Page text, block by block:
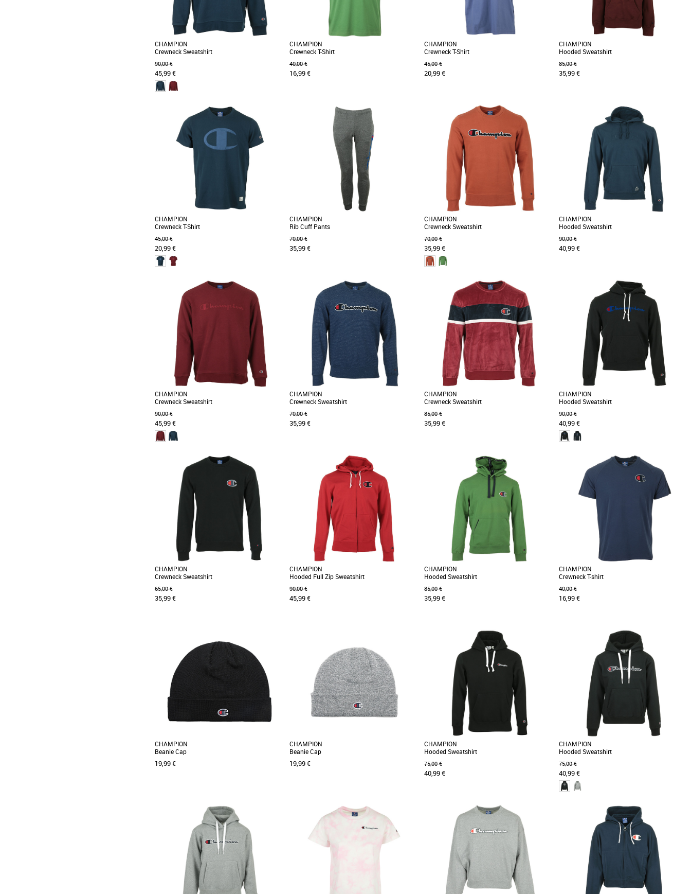
CHAMPION
Crewneck Sweatshirt
90,00 €
45,99 €
CHAMPION
Crewneck T-Shirt
40,00 €
16,99 €
Avec son logo Champion en coton bouclé sur
la poitrine, ce T-shirt rehaussera vos ensembles
CHAMPION
Crewneck T-Shirt
45,00 €
20,99 €
Avec ses manches colorées et son logo sur le
buste, ce tee-shirt CHAMPION est parfait pour
accompagner [...]
CHAMPION
Hooded Sweatshirt
85,00 €
35,99 €
Orné du logo Champion texturé sur la poitrine,
ce sweatshirt à capuche en coton bouclé
recyclé épais [...]
CHAMPION
Crewneck T-Shirt
45,00 €
20,99 €
Avec son logo sur le buste, ce tee-shirt
CHAMPION est parfait pour accompagner vos
séances de sport, [...]
CHAMPION
Rib Cuff Pants
70,00 €
35,99 €
Plus produit: - Taille élastique avec cordon de
serrage à l'intérieur. - Deux poches latérales. -
CHAMPION
Crewneck Sweatshirt
70,00 €
35,99 €
Repensé dans un jersey de coton léger, ce
sweatshirt est la pièce essentielle de l’été. Il est
CHAMPION
Hooded Sweatshirt
90,00 €
40,99 €
Champion est la marque de destination haut
de gamme d’athleisure (sport et loisir) qui
repose sur un [...]
CHAMPION
Crewneck Sweatshirt
90,00 €
45,99 €
CHAMPION
Crewneck Sweatshirt
70,00 €
35,99 €
On aime l'effet rayures mouchetées de ce
SWEAT-SHIRT CHAMPION en coton
majoritaire. Plus produit: - [...]
CHAMPION
Crewneck Sweatshirt
85,00 €
35,99 €
CHAMPION
Hooded Sweatshirt
90,00 €
40,99 €
Indispensable de la garde-robe, ce sweatshirt à
capuche est conçu en molleton de coton
peigné épais [...]
CHAMPION
Crewneck Sweatshirt
65,00 €
35,99 €
Conçu dans un coton bouclé recyclé épais, ce
sweatshirt classique est orné d’un appliqué
CHAMPION
Hooded Full Zip Sweatshirt
90,00 €
45,99 €
de gamme d’athleisure (sport et loisir) qui
repose sur un [...]
CHAMPION
Hooded Sweatshirt
85,00 €
35,99 €
Orné d’un logo C en daim, ce sweatshirt à
capuche en coton recyclé épais est signé du
logo C sur [...]
CHAMPION
Crewneck T-shirt
40,00 €
16,99 €
Champion est la marque de destination haut
de gamme d’athleisure (sport et loisir) qui
repose sur un [...]
CHAMPION
Beanie Cap
19,99 €
Bonnet Champion avec petit logo "C" sur le
CHAMPION
Beanie Cap
19,99 €
Bonnet Champion avec petit logo "C" sur le
front. Coloris Gris Chiné
CHAMPION
Hooded Sweatshirt
75,00 €
40,99 €
Indispensable de la garde-robe, ce sweatshirt à
capuche est conçu en molleton de coton
peigné épais [...]
CHAMPION
Hooded Sweatshirt
75,00 €
40,99 €
Indispensable de la garde-robe, ce sweatshirt à
capuche est conçu en molleton de coton
peigné épais [...]